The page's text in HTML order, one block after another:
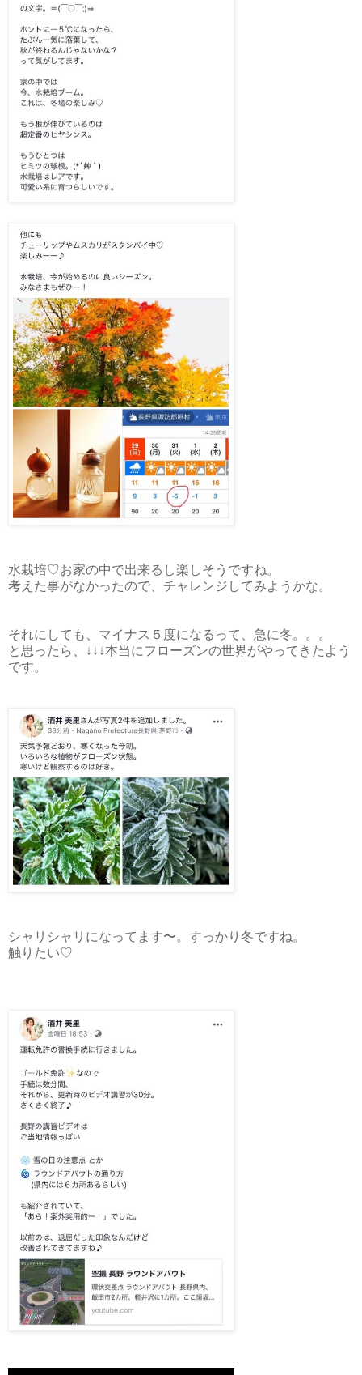
水栽培♡お家の中で出来るし楽しそうですね。
考えた事がなかったので、チャレンジしてみようかな。
それにしても、マイナス５度になるって、急に冬。。。
と思ったら、↓↓↓本当にフローズンの世界がやってきたよう
です。
シャリシャリになってます〜。すっかり冬ですね。
触りたい♡